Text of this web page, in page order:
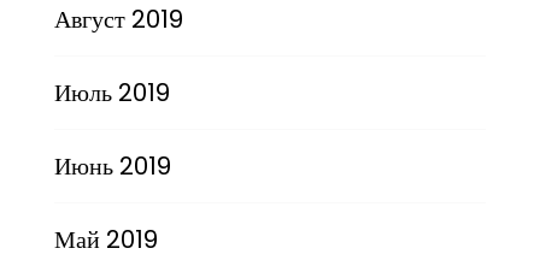
Август 2019
Июль 2019
Июнь 2019
Май 2019